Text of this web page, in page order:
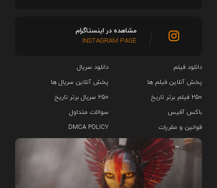
دانلود فیلم
دانلود سریال‌
پخش آنلاین فیلم ها
پخش آنلاین سریال ها
۲۵۰ فیلم برتر تاریخ
۲۵۰ سریال برتر تاریخ
باکس آفیس
سوالات متداول
قوانین و مقررات
DMCA POLICY
مشاهده در اینستاگرام
INSTAGRAM PAGE